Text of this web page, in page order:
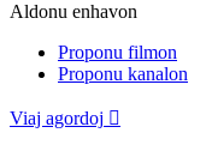
Aldonu enhavon
Proponu filmon
Proponu kanalon
Viaj agordoj 